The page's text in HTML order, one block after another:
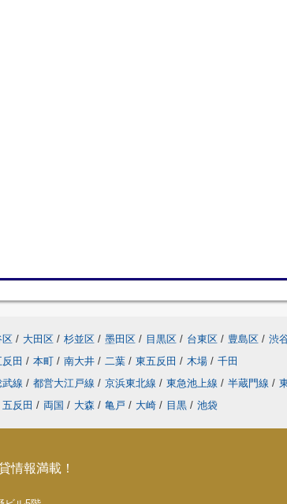
区 / 大田区 / 杉並区 / 墨田区 / 目黒区 / 台東区 / 豊島区 / 渋
田 / 本町 / 南大井 / 二葉 / 東五反田 / 木場 / 千田
武線 / 都営大江戸線 / 京浜東北線 / 東急池上線 / 半蔵門線 /
五反田 / 両国 / 大森 / 亀戸 / 大崎 / 目黒 / 池袋
情報満載！